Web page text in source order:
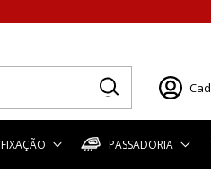
FIXAÇÃO PASSADORIA